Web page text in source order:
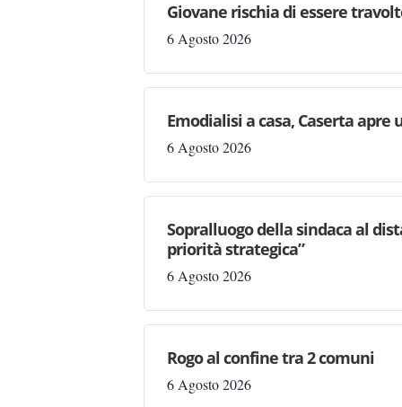
Giovane rischia di essere
6 Agosto 2026
Emodialisi a casa, Caserta apre
6 Agosto 2026
Sopralluogo della sindaca al
priorità strategica”
6 Agosto 2026
Rogo al confine tra 2 comuni
6 Agosto 2026